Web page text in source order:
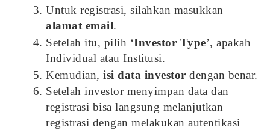
Untuk registrasi, silahkan masukkan
alamat email.
Setelah itu, pilih ‘Investor Type’, apakah
Individual atau Institusi.
Kemudian, isi data investor dengan benar.
Setelah investor menyimpan data dan
registrasi bisa langsung melanjutkan
registrasi dengan melakukan autentikasi